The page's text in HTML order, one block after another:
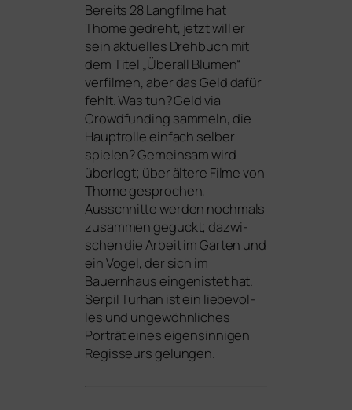
Bereits 28 Langfilme hat
Thome gedreht, jetzt will er
sein aktu­el­les Drehbuch mit
dem Titel „Überall Blumen“
ver­fil­men, aber das Geld dafür
fehlt. Was tun? Geld via
Crowdfunding sam­meln, die
Hauptrolle ein­fach sel­ber
spie­len? Gemeinsam wird
über­legt; über älte­re Filme von
Thome gespro­chen,
Ausschnitte wer­den noch­mals
zusam­men geguckt; dazwi­
schen die Arbeit im Garten und
ein Vogel, der sich im
Bauernhaus ein­ge­nis­tet hat.
Serpil Turhan ist ein lie­be­vol­
les und unge­wöhn­li­ches
Porträt eines eigen­sin­ni­gen
Regisseurs gelungen.